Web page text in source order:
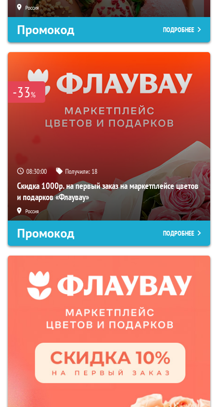
Россия
Промокод ПОДРОБНЕЕ
-33%
08:29:59 Получили: 18
Скидка 1000р. на первый заказ на маркетплейсе цветов
и подарков «Флаувау»
Россия
Промокод ПОДРОБНЕЕ